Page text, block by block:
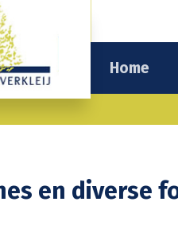
Home
en diverse